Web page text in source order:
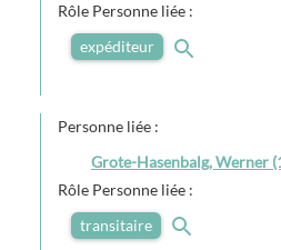
Rôle Personne liée :
expéditeur
Personne liée :
Grote-Hasenbalg, Werner
Rôle Personne liée :
transitaire